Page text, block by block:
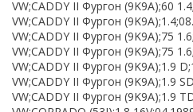
VW;CADDY II Фургон (9K9A);60
VW;CADDY II Фургон
VW;CADDY II Фургон (9K9A);75
VW;CADDY II Фургон (9K9A);75
VW;CADDY II Фургон (9K9A);1.9
VW;CADDY II Фургон (9K9A);1.9
VW;CADDY II Фургон (9K9A);1.9